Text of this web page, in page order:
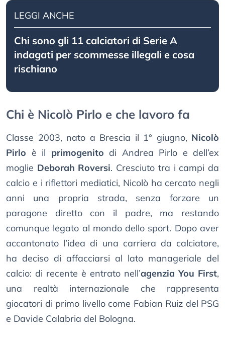
LEGGI ANCHE
Chi sono gli 11 calciatori di Serie A
indagati per scommesse illegali e cosa
rischiano
Chi è Nicolò Pirlo e che lavoro fa
Classe 2003, nato a Brescia il 1° giugno, Nicolò
Pirlo è il primogenito di Andrea Pirlo e dell’ex
moglie Deborah Roversi. Cresciuto tra i campi da
calcio e i riflettori mediatici, Nicolò ha cercato negli
anni una propria strada, senza forzare un
paragone diretto con il padre, ma restando
comunque legato al mondo dello sport. Dopo aver
accantonato l’idea di una carriera da calciatore,
ha deciso di affacciarsi al lato manageriale del
calcio: di recente è entrato nell’agenzia You First,
una realtà internazionale che rappresenta
giocatori di primo livello come Fabian Ruiz del PSG
e Davide Calabria del Bologna.